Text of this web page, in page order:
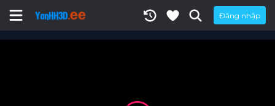
Đăng nhập